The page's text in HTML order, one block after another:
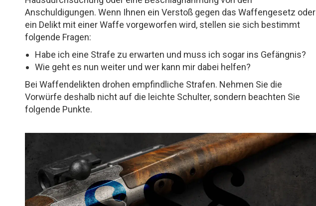
Anschuldigungen. Wenn Ihnen ein Verstoß gegen das Waffengesetz oder
ein Delikt mit einer Waffe vorgeworfen wird, stellen sie sich bestimmt
folgende Fragen:
Habe ich eine Strafe zu erwarten und muss ich sogar ins Gefängnis?
Wie geht es nun weiter und wer kann mir dabei helfen?
Bei Waffendelikten drohen empfindliche Strafen. Nehmen Sie die
Vorwürfe deshalb nicht auf die leichte Schulter, sondern beachten Sie
folgende Punkte.